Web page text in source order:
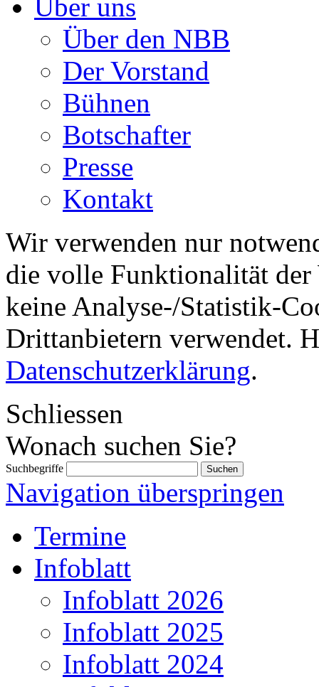
Über uns
Über den NBB
Der Vorstand
Bühnen
Botschafter
Presse
Kontakt
Wir verwenden nur
die volle Funktionalität der
keine Analyse-/Statistik-
Drittanbietern verwendet.
Datenschutzerklärung.
Schliessen
Wonach suchen Sie?
Suchbegriffe
Navigation überspringen
Termine
Infoblatt
Infoblatt 2026
Infoblatt 2025
Infoblatt 2024